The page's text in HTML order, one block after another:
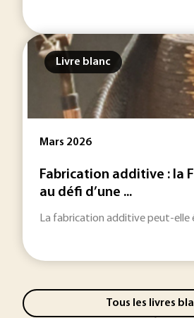
Livre blanc
Mars 2026
Fabrication additive : la
au défi d’une ...
La fabrication additive peut-elle
Tous les livres